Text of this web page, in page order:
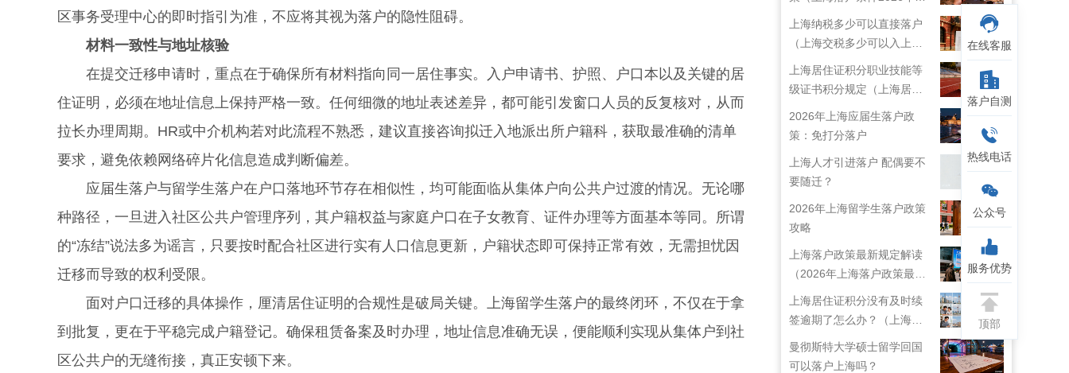
区事务受理中心的即时指引为准，不应将其视为落户的隐性阻碍。
材料一致性与地址核验
在提交迁移申请时，重点在于确保所有材料指向同一居住事实。入户申请书、护照、户口本以及关键的居
住证明，必须在地址信息上保持严格一致。任何细微的地址表述差异，都可能引发窗口人员的反复核对，从而
拉长办理周期。HR或中介机构若对此流程不熟悉，建议直接咨询拟迁入地派出所户籍科，获取最准确的清单
要求，避免依赖网络碎片化信息造成判断偏差。
应届生落户与留学生落户在户口落地环节存在相似性，均可能面临从集体户向公共户过渡的情况。无论哪
种路径，一旦进入社区公共户管理序列，其户籍权益与家庭户口在子女教育、证件办理等方面基本等同。所谓
的“冻结”说法多为谣言，只要按时配合社区进行实有人口信息更新，户籍状态即可保持正常有效，无需担忧因
迁移而导致的权利受限。
面对户口迁移的具体操作，厘清居住证明的合规性是破局关键。上海留学生落户的最终闭环，不仅在于拿
到批复，更在于平稳完成户籍登记。确保租赁备案及时办理，地址信息准确无误，便能顺利实现从集体户到社
区公共户的无缝衔接，真正安顿下来。
新政策解读）
上海纳税多少可以直接落户
（上海交税多少可以入上海
户口）
上海居住证积分职业技能等
级证书积分规定（上海居住
证技能职称目录）
2026年上海应届生落户政
策：免打分落户
上海人才引进落户 配偶要不
要随迁？
2026年上海留学生落户政策
攻略
上海落户政策最新规定解读
（2026年上海落户政策最新
规定）
上海居住证积分没有及时续
签逾期了怎么办？（上海居
住证续签了但积分忘了）
曼彻斯特大学硕士留学回国
可以落户上海吗？
在线客服
落户自测
热线电话
公众号
服务优势
顶部